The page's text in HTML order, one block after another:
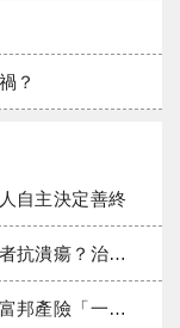
？
自主決定善終
健保給付困境一次看
碼遠距醫療與緊急救援